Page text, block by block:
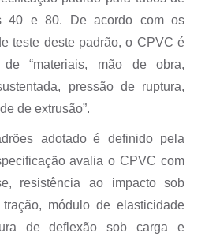
40 e 80. De acordo com os
teste deste padrão, o CPVC é
“materiais, mão de obra,
pressão de ruptura,
de extrusão”.
adotado é definido pela
avalia o CPVC com
resistência ao impacto sob
módulo de elasticidade
de deflexão sob carga e